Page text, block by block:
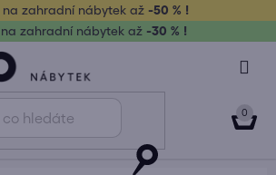
na zahradní nábytek až-50 % !
na zahradní nábytek až -30 % !